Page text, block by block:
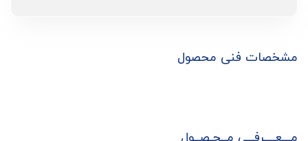
مشخصات فنی محصول